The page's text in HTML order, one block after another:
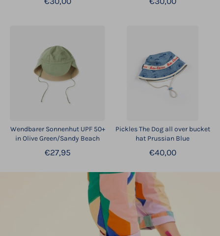
Wendbarer Sonnenhut UPF 50+
in Olive Green/Sandy Beach
€27,95
Pickles The Dog all over bucket
hat Prussian Blue
€40,00